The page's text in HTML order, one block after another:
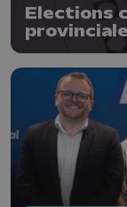
Elections